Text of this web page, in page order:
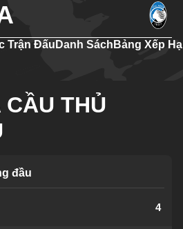
Trận Đấu Danh Sách Bảng Xếp
THỦ
đầu
4